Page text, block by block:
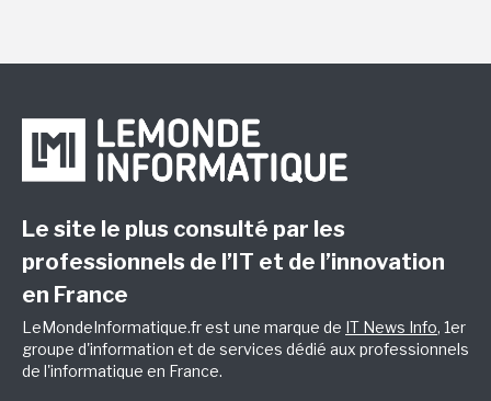
Le site le plus consulté par les
professionnels de l’IT et de l’innovation
en France
LeMondeInformatique.fr est une marque de IT News Info, 1er
groupe d'information et de services dédié aux professionnels
de l'informatique en France.